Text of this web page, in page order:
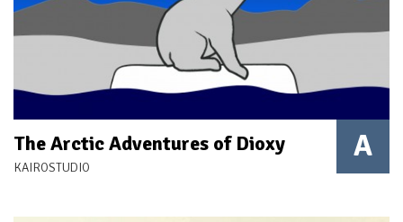
A
The Arctic Adventures of Dioxy
KAIROSTUDIO